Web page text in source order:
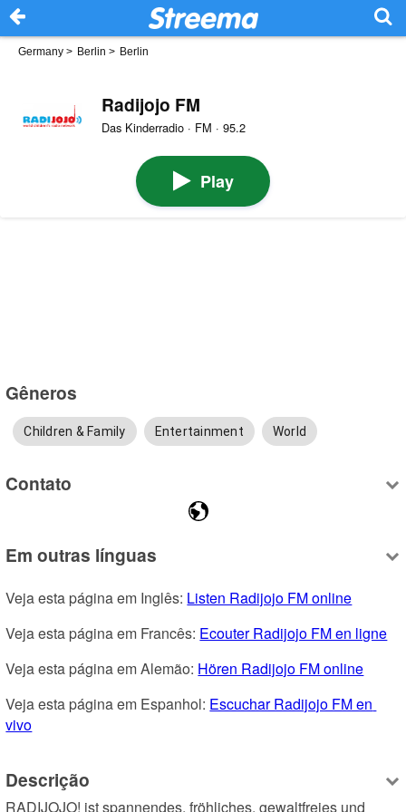
Germany > Berlin > Berlin
Radijojo FM
Das Kinderradio · FM · 95.2
Play
Gêneros
Children & Family Entertainment World
Contato
Em outras línguas
Veja esta página em Inglês: Listen Radijojo FM online
Veja esta página em Francês: Ecouter Radijojo FM en ligne
Veja esta página em Alemão: Hören Radijojo FM online
Veja esta página em Espanhol: Escuchar Radijojo FM en
vivo
Descrição
RADIJOJO! ist spannendes, fröhliches, gewaltfreies und